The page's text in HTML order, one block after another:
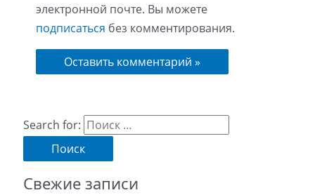
электронной почте. Вы можете
подписаться без комментирования.
Search for:
Свежие записи